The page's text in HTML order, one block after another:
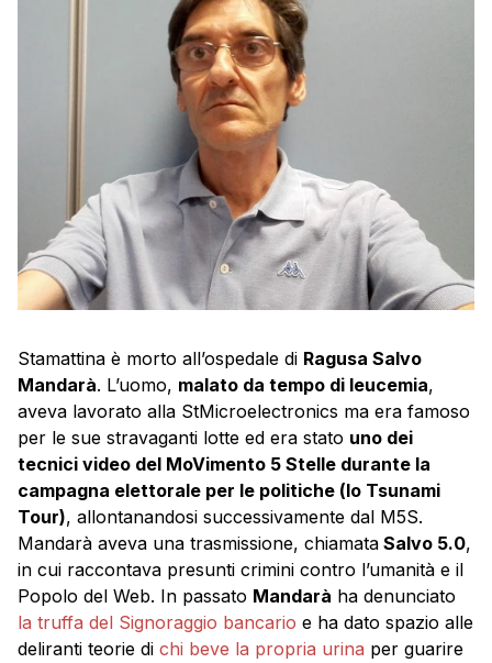
Stamattina è morto all’ospedale di Ragusa Salvo
Mandarà. L’uomo, malato da tempo di leucemia,
aveva lavorato alla StMicroelectronics ma era famoso
per le sue stravaganti lotte ed era stato uno dei
tecnici video del MoVimento 5 Stelle durante la
campagna elettorale per le politiche (lo Tsunami
Tour), allontanandosi successivamente dal M5S.
Mandarà aveva una trasmissione, chiamata Salvo 5.0,
in cui raccontava presunti crimini contro l’umanità e il
Popolo del Web. In passato Mandarà ha denunciato
la truffa del Signoraggio bancario e ha dato spazio alle
deliranti teorie di chi beve la propria urina per guarire